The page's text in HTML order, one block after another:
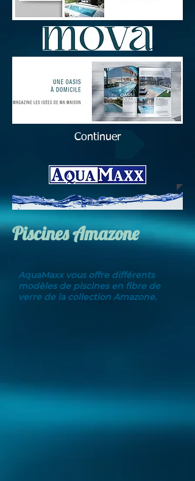
Continuer
Piscines Amazone
AquaMaxx vous offre différents
modèles de piscines en fibre de
verre de la collection Amazone.